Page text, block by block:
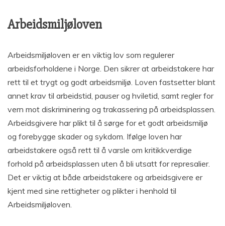
Arbeidsmiljøloven
Arbeidsmiljøloven er en viktig lov som regulerer
arbeidsforholdene i Norge. Den sikrer at arbeidstakere har
rett til et trygt og godt arbeidsmiljø. Loven fastsetter blant
annet krav til arbeidstid, pauser og hviletid, samt regler for
vern mot diskriminering og trakassering på arbeidsplassen.
Arbeidsgivere har plikt til å sørge for et godt arbeidsmiljø
og forebygge skader og sykdom. Ifølge loven har
arbeidstakere også rett til å varsle om kritikkverdige
forhold på arbeidsplassen uten å bli utsatt for represalier.
Det er viktig at både arbeidstakere og arbeidsgivere er
kjent med sine rettigheter og plikter i henhold til
Arbeidsmiljøloven.